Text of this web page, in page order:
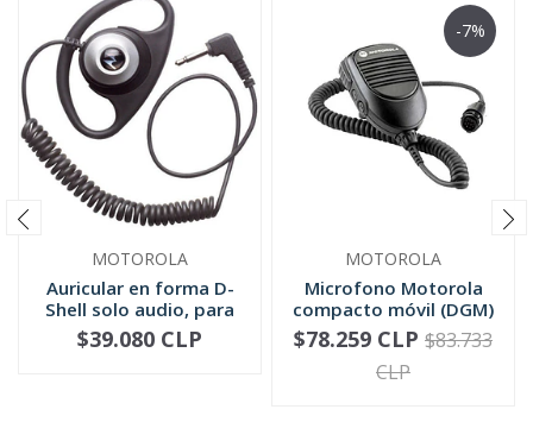
MOTOROLA
Auricular en forma D-
Shell solo audio, para
mic...
+
$39.080 CLP
-7%
MOTOROLA
Microfono Motorola
compacto móvil (DGM)
RMN5052
+
-
$78.259 CLP $83.733
CLP